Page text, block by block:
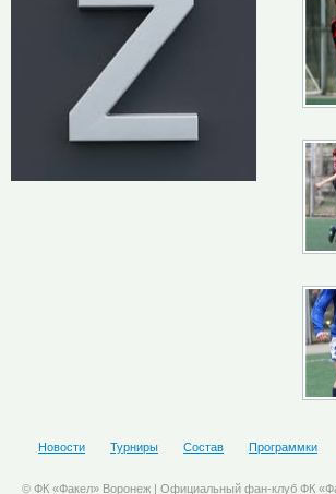
Новости Турниры Состав Программки
© ФК «Факел» Воронеж | Официальный фан-клуб ФК